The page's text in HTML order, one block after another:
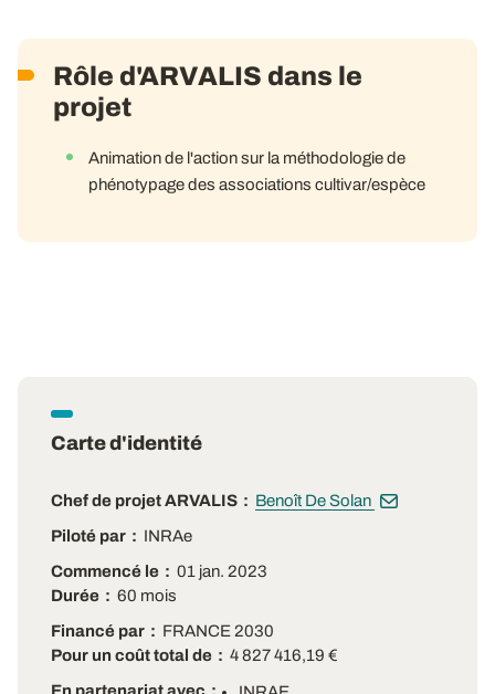
Rôle d'ARVALIS dans le
projet
Animation de l'action sur la méthodologie de
phénotypage des associations cultivar/espèce
Carte d'identité
Chef de projet ARVALIS
Benoît De Solan
Piloté par
INRAe
Commencé le
01 jan. 2023
Durée
60 mois
Financé par
FRANCE 2030
Pour un coût total de
4 827 416,19 €